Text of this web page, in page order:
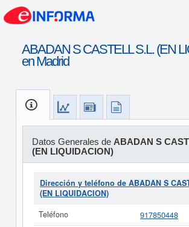
ABADAN S CASTELL S.L. (EN
en Madrid
Datos Generales de ABADAN S
(EN LIQUIDACION)
Dirección y teléfono de ABADAN S
(EN LIQUIDACION)
Teléfono
917850448